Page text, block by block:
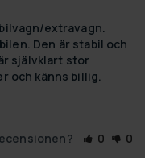
extravagn.
Den är stabil och
självklart stor
och känns billig.
0 0